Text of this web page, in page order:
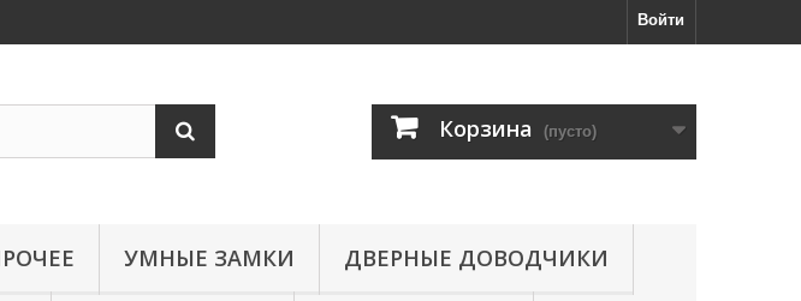
Войти
Корзина (пусто)
УМНЫЕ ЗАМКИ ДВЕРНЫЕ ДОВОДЧИКИ